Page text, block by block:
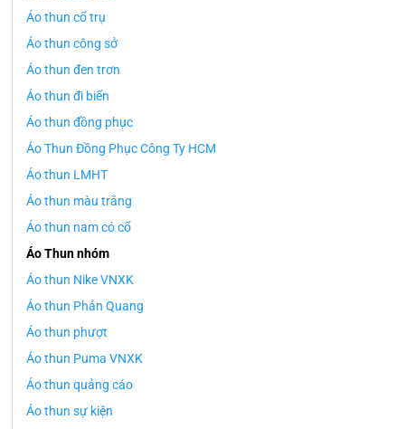
Áo thun cổ trụ
Áo thun công sở
Áo thun đen trơn
Áo thun đi biển
Áo thun đồng phục
Áo Thun Đồng Phục Công Ty HCM
Áo thun LMHT
Áo thun màu trắng
Áo thun nam có cổ
Áo Thun nhóm
Áo thun Nike VNXK
Áo thun Phản Quang
Áo thun phượt
Áo thun Puma VNXK
Áo thun quảng cáo
Áo thun sự kiện